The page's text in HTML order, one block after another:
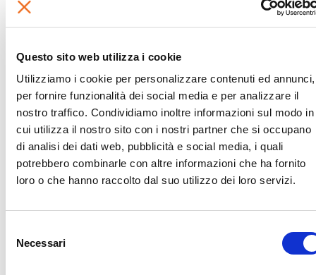
Questo sito web utilizza i cookie
Utilizziamo i cookie per personalizzare contenuti ed annunci,
per fornire funzionalità dei social media e per analizzare il
nostro traffico. Condividiamo inoltre informazioni sul modo in
cui utilizza il nostro sito con i nostri partner che si occupano
di analisi dei dati web, pubblicità e social media, i quali
potrebbero combinarle con altre informazioni che ha fornito
loro o che hanno raccolto dal suo utilizzo dei loro servizi.
delNecessari
ottime condizioni, come nuova.
GUARDA IL VIDEO
Per maggiori informazioni clicca qui: DS 170
CHIEDI UN'OFFERTA!